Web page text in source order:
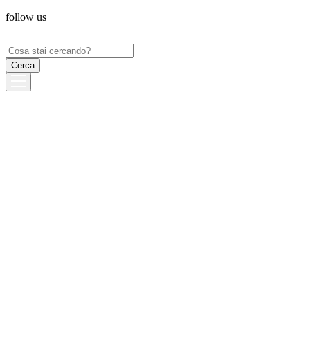
follow us
Ricerca
per: